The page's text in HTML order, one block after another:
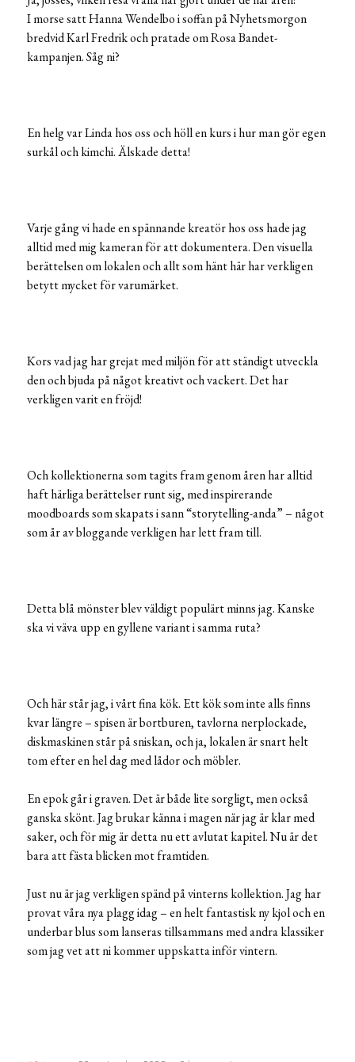
I morse satt Hanna Wendelbo i soffan på Nyhetsmorgon
bredvid Karl Fredrik och pratade om Rosa Bandet-
kampanjen. Såg ni?
En helg var Linda hos oss och höll en kurs i hur man gör egen
surkål och kimchi. Älskade detta!
Varje gång vi hade en spännande kreatör hos oss hade jag
alltid med mig kameran för att dokumentera. Den visuella
berättelsen om lokalen och allt som hänt här har verkligen
betytt mycket för varumärket.
Kors vad jag har grejat med miljön för att ständigt utveckla
den och bjuda på något kreativt och vackert. Det har
verkligen varit en fröjd!
Och kollektionerna som tagits fram genom åren har alltid
haft härliga berättelser runt sig, med inspirerande
moodboards som skapats i sann “storytelling-anda” – något
som år av bloggande verkligen har lett fram till.
Detta blå mönster blev väldigt populärt minns jag. Kanske
ska vi väva upp en gyllene variant i samma ruta?
Och här står jag, i vårt fina kök. Ett kök som inte alls finns
kvar längre – spisen är bortburen, tavlorna nerplockade,
diskmaskinen står på sniskan, och ja, lokalen är snart helt
tom efter en hel dag med lådor och möbler.
En epok går i graven. Det är både lite sorgligt, men också
ganska skönt. Jag brukar känna i magen när jag är klar med
saker, och för mig är detta nu ett avlutat kapitel. Nu är det
bara att fästa blicken mot framtiden.
Just nu är jag verkligen spänd på vinterns kollektion. Jag har
provat våra nya plagg idag – en helt fantastisk ny kjol och en
underbar blus som lanseras tillsammans med andra klassiker
som jag vet att ni kommer uppskatta inför vintern.